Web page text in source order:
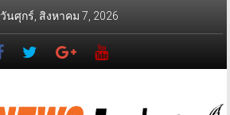
วันศุกร์, สิงหาคม 7, 2026